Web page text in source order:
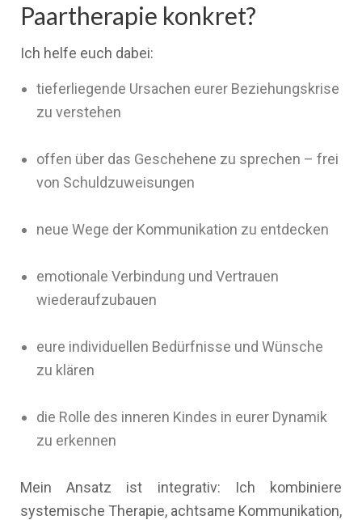
Paartherapie konkret?
Ich helfe euch dabei:
tieferliegende Ursachen eurer Beziehungskrise
zu verstehen
offen über das Geschehene zu sprechen – frei
von Schuldzuweisungen
neue Wege der Kommunikation zu entdecken
emotionale Verbindung und Vertrauen
wiederaufzubauen
eure individuellen Bedürfnisse und Wünsche
zu klären
die Rolle des inneren Kindes in eurer Dynamik
zu erkennen
Mein Ansatz ist integrativ: Ich kombiniere
systemische Therapie, achtsame Kommunikation,